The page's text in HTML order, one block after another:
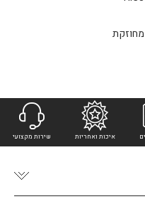
מחוזקת
איכות ואחריות שירות מקצועי